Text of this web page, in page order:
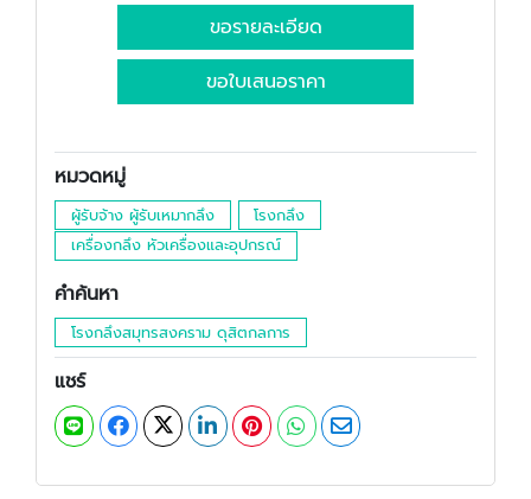
ขอรายละเอียด
ขอใบเสนอราคา
หมวดหมู่
ผู้รับจ้าง ผู้รับเหมากลึง
โรงกลึง
เครื่องกลึง หัวเครื่องและอุปกรณ์
คำค้นหา
โรงกลึงสมุทรสงคราม ดุสิตกลการ
แชร์